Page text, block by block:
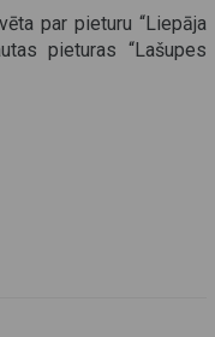
par pieturu “Liepāja
pieturas “Lašupes